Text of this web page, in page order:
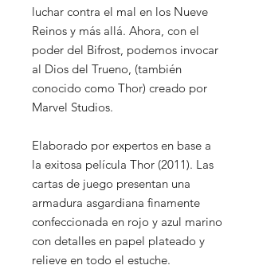
luchar contra el mal en los Nueve
Reinos y más allá. Ahora, con el
poder del Bifrost, podemos invocar
al Dios del Trueno, (también
conocido como Thor) creado por
Marvel Studios.
Elaborado por expertos en base a
la exitosa película Thor (2011). Las
cartas de juego presentan una
armadura asgardiana finamente
confeccionada en rojo y azul marino
con detalles en papel plateado y
relieve en todo el estuche.